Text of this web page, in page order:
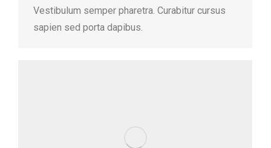
Vestibulum semper pharetra. Curabitur cursus
sapien sed porta dapibus.